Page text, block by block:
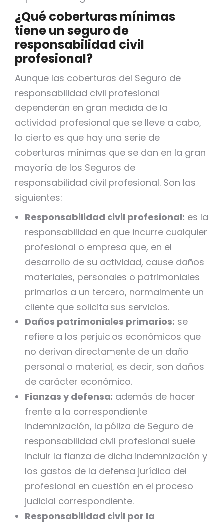
¿Qué coberturas mínimas
tiene un seguro de
responsabilidad civil
profesional?
Aunque las coberturas del Seguro de
responsabilidad civil profesional
dependerán en gran medida de la
actividad profesional que se lleve a cabo,
lo cierto es que hay una serie de
coberturas mínimas que se dan en la gran
mayoría de los Seguros de
responsabilidad civil profesional. Son las
siguientes:
Responsabilidad civil profesional: es la
responsabilidad en que incurre cualquier
profesional o empresa que, en el
desarrollo de su actividad, cause daños
materiales, personales o patrimoniales
primarios a un tercero, normalmente un
cliente que solicita sus servicios.
Daños patrimoniales primarios: se
refiere a los perjuicios económicos que
no derivan directamente de un daño
personal o material, es decir, son daños
de carácter económico.
Fianzas y defensa: además de hacer
frente a la correspondiente
indemnización, la póliza de Seguro de
responsabilidad civil profesional suele
incluir la fianza de dicha indemnización y
los gastos de la defensa jurídica del
profesional en cuestión en el proceso
judicial correspondiente.
Responsabilidad civil por la